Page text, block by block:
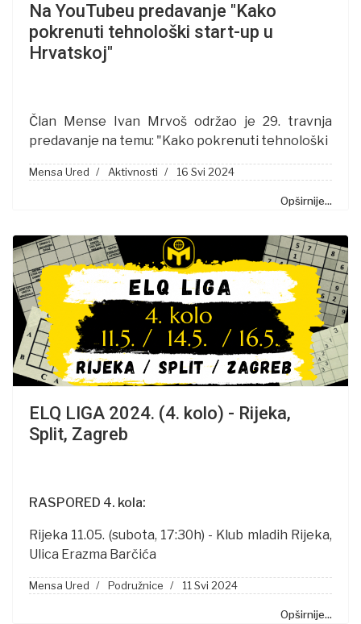
Na YouTubeu predavanje "Kako
pokrenuti tehnološki start-up u
Hrvatskoj"
Član Mense Ivan Mrvoš održao je 29. travnja
predavanje na temu: "Kako pokrenuti tehnološki
Mensa Ured Aktivnosti 16 Svi 2024
Opširnije...
ELQ LIGA 2024. (4. kolo) - Rijeka,
Split, Zagreb
RASPORED 4. kola:
Rijeka 11.05. (subota, 17:30h) - Klub mladih Rijeka,
Ulica Erazma Barčića
Mensa Ured Podružnice 11 Svi 2024
Opširnije...